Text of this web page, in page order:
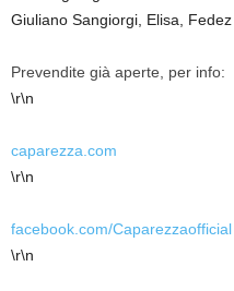
Giuliano Sangiorgi, Elisa,
Prevendite già aperte, per info:
\r\n
caparezza.com
\r\n
facebook.com/Caparezzaofficial
\r\n